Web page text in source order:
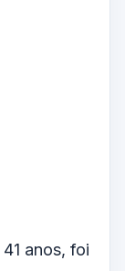
anos, foi